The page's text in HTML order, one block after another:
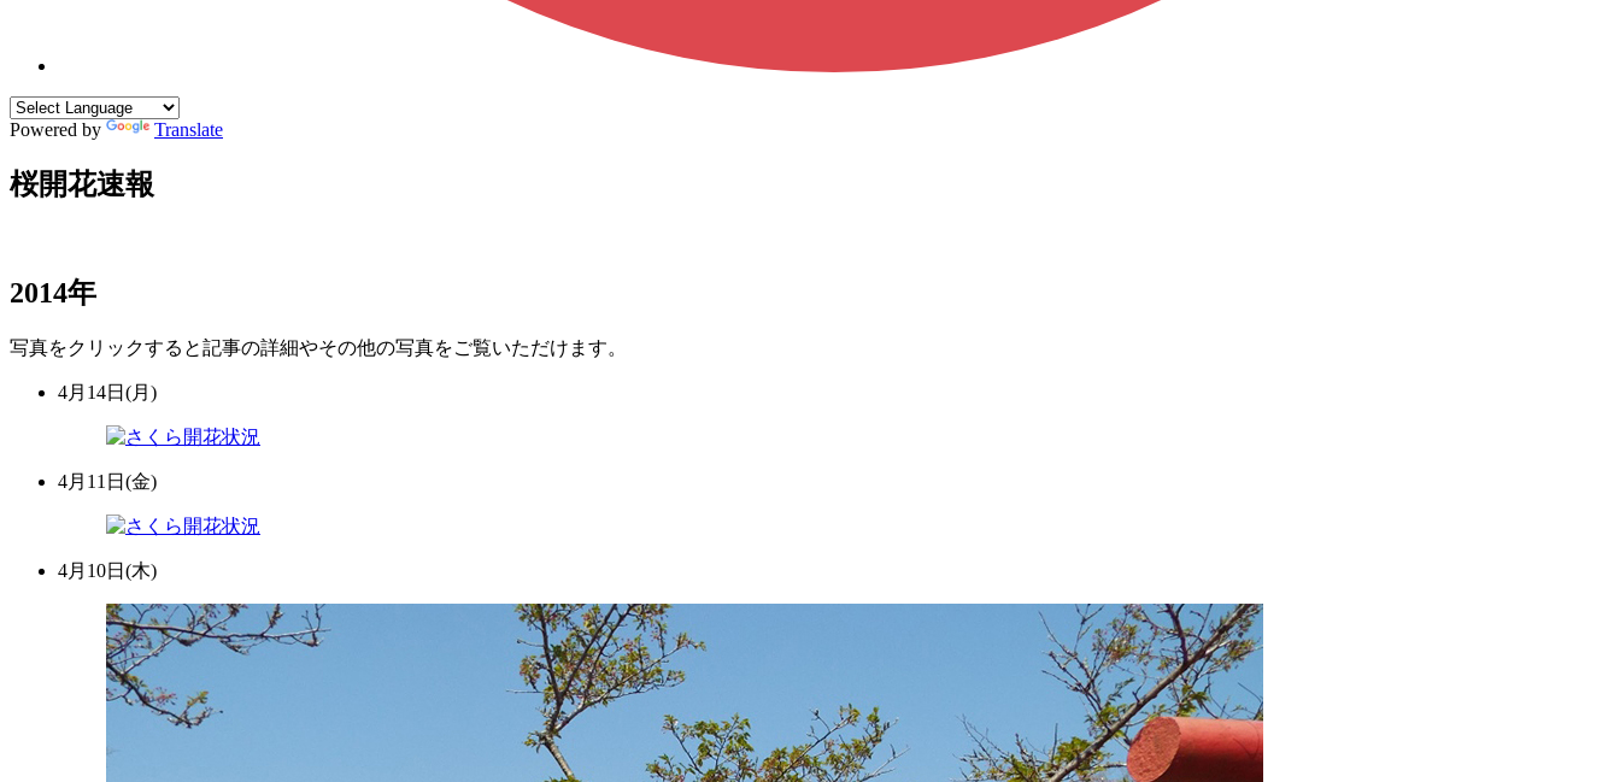
Powered by Translate
桜開花速報
2014年
写真をクリックすると記事の詳細やその他の写真をご覧いただけます。
4月14日(月)
4月11日(金)
4月10日(木)